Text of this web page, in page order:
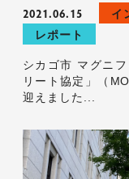
2021.06.15 イ
レポート
シカゴ市 マグニ
リート協定」（
迎えました...